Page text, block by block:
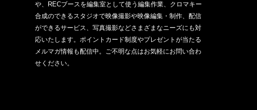
や、RECブースを編集室として使う編集作業、クロマキー
合成のできるスタジオで映像撮影や映像編集・制作、配信
ができるサービス、写真撮影などさまざまなニーズにも対
応いたします。ポイントカード制度やプレゼントが当たる
メルマガ情報も配信中。ご不明な点はお気軽にお問い合わ
せください。